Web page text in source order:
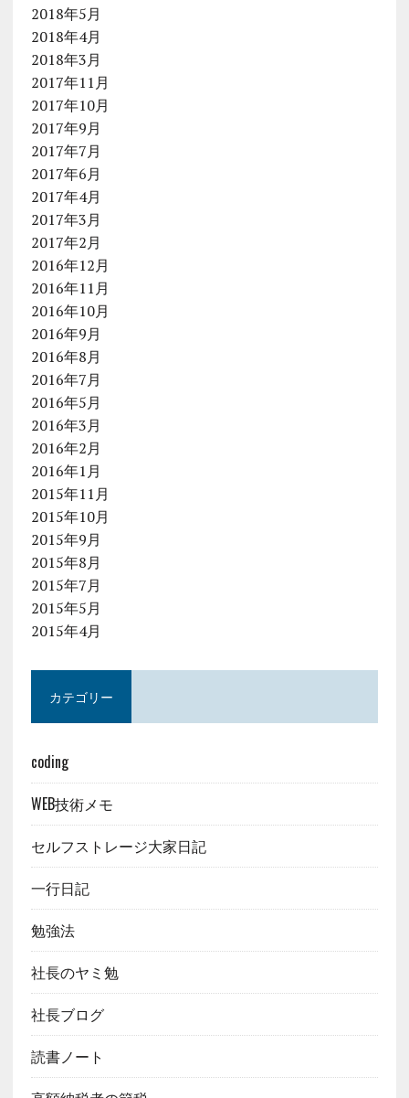
2018年5月
2018年4月
2018年3月
2017年11月
2017年10月
2017年9月
2017年7月
2017年6月
2017年4月
2017年3月
2017年2月
2016年12月
2016年11月
2016年10月
2016年9月
2016年8月
2016年7月
2016年5月
2016年3月
2016年2月
2016年1月
2015年11月
2015年10月
2015年9月
2015年8月
2015年7月
2015年5月
2015年4月
カテゴリー
coding
WEB技術メモ
セルフストレージ大家日記
一行日記
勉強法
社長のヤミ勉
社長ブログ
読書ノート